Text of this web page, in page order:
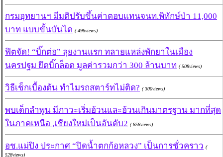
กรมอุทยานฯ มีมติปรับขึ้นค่าตอบแทนจนท.พิทักษ์ป่า 11,000
บาท แบบขั้นบันได ( 496views)
ฟิตจัด! “บิ๊กต่อ” ลุยงานแรก ทลายแหล่งพักยาในเมือง
นครปฐม ยึดบิ๊กล็อต มูลค่ารวมกว่า 300 ล้านบาท ( 508views)
วิธีเช็กเบื้องต้น ทำไมรถสตาร์ทไม่ติด? ( 300views)
พบเด็กลำพูน มีภาวะเริ่มอ้วนและอ้วนเกินมาตรฐาน มากที่สุด
ในภาคเหนือ ,เชียงใหม่เป็นอันดับ2 ( 858views)
อช.แม่ปิง ประกาศ “ปิดน้ำตกก้อหลวง” เป็นการชั่วคราว (
528views)